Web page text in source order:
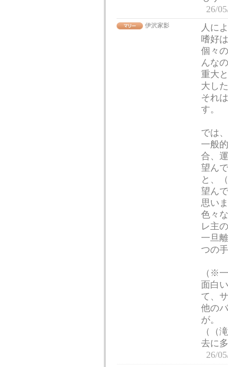
26/
伊沢家影
人に
嗜好
個々
んな
重大
大し
それ
す。
では
一般
合、
望ん
と、
望ん
思い
色々
レ主
一旦
つの
（※
面白
て、
他の
が。
（（
去に
26/